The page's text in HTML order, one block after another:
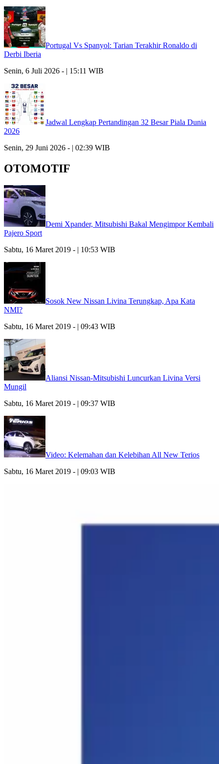
Portugal Vs Spanyol: Tarian Terakhir Ronaldo di
Derbi Iberia
Senin, 6 Juli 2026 - | 15:11 WIB
Jadwal Lengkap Pertandingan 32 Besar Piala Dunia
2026
Senin, 29 Juni 2026 - | 02:39 WIB
OTOMOTIF
Demi Xpander, Mitsubishi Bakal Mengimpor Kembali
Pajero Sport
Sabtu, 16 Maret 2019 - | 10:53 WIB
Sosok New Nissan Livina Terungkap, Apa Kata
NMI?
Sabtu, 16 Maret 2019 - | 09:43 WIB
Aliansi Nissan-Mitsubishi Luncurkan Livina Versi
Mungil
Sabtu, 16 Maret 2019 - | 09:37 WIB
Video: Kelemahan dan Kelebihan All New Terios
Sabtu, 16 Maret 2019 - | 09:03 WIB